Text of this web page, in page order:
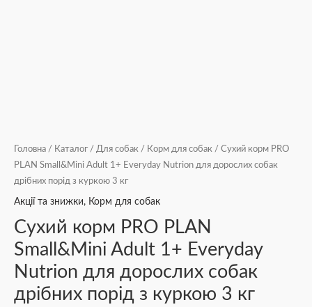
Головна / Каталог / Для собак / Корм для собак / Сухий корм PRO
PLAN Small&Mini Adult 1+ Everyday Nutrion для дорослих собак
дрібних порід з куркою 3 кг
Акції та знижки, Корм для собак
Сухий корм PRO PLAN
Small&Mini Adult 1+ Everyday
Nutrion для дорослих собак
дрібних порід з куркою 3 кг